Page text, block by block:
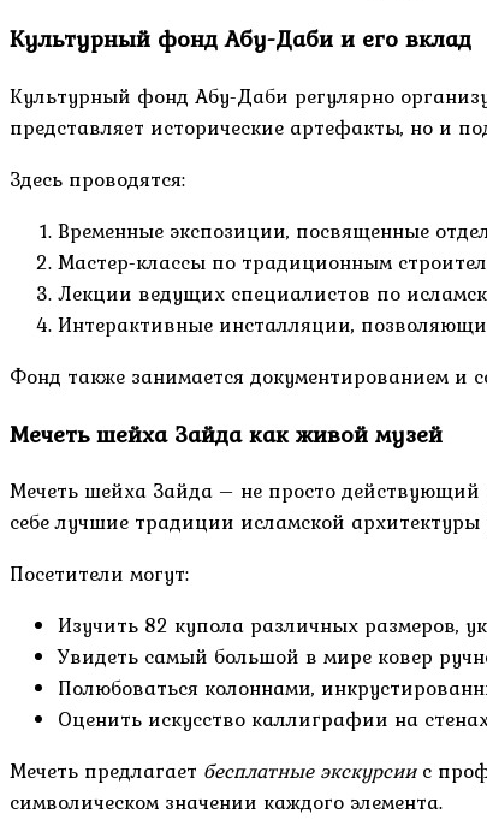
Культурный фонд Абу-Даби и его вклад
Культурный фонд Абу-Даби регулярно
представляет исторические артефакты, но и
Здесь проводятся:
Временные экспозиции, посвященные
Мастер-классы по традиционным
Лекции ведущих специалистов по
Интерактивные инсталляции,
Фонд также занимается документированием и
Мечеть шейха Зайда как живой музей
Мечеть шейха Зайда – не просто
себе лучшие традиции исламской
Посетители могут:
Изучить 82 купола различных размеров,
Увидеть самый большой в мире ковер
Полюбоваться колоннами,
Оценить искусство каллиграфии на
Мечеть предлагает бесплатные экскурсиис
символическом значении каждого элемента.